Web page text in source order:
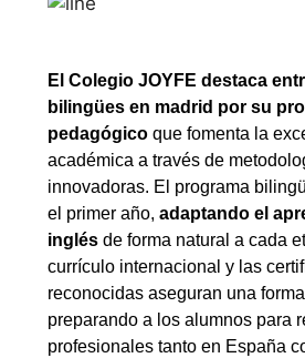
El Colegio JOYFE destaca
bilingües en madrid por su
pedagógico que fomenta la
académica a través de
innovadoras. El programa
el primer año, adaptando el
inglés de forma natural a cada
currículo internacional y las
reconocidas aseguran una
preparando a los alumnos para
profesionales tanto en España